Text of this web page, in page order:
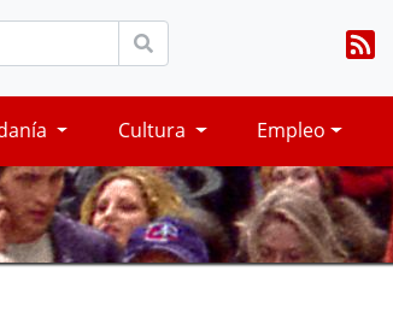
Cultura Empleo